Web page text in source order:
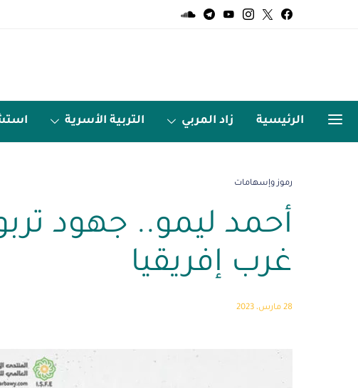
الرئيسية زاد المربي التربية الأسرية
رموز وإسهامات
أحمد ليمو.. جهود
غرب إفريقيا
28 مارس، 2023